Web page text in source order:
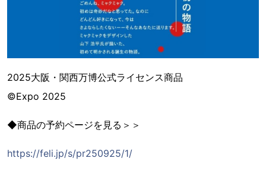
2025大阪・関西万博公式ライセンス商品
©Expo 2025
◆商品の予約ページを見る＞＞
https://feli.jp/s/pr250925/1/